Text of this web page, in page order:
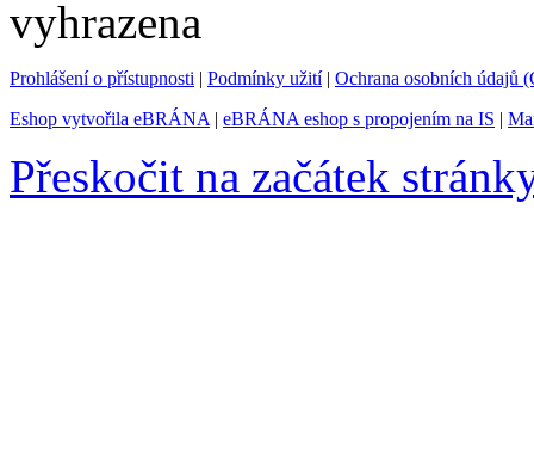
vyhrazena
Prohlášení o přístupnosti Podmínky užití
Ochrana osobních údajů
Eshop vytvořila eBRÁNA| eBRÁNA eshop s propojením na IS
Přeskočit na začátek